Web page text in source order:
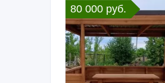
80 000 руб.